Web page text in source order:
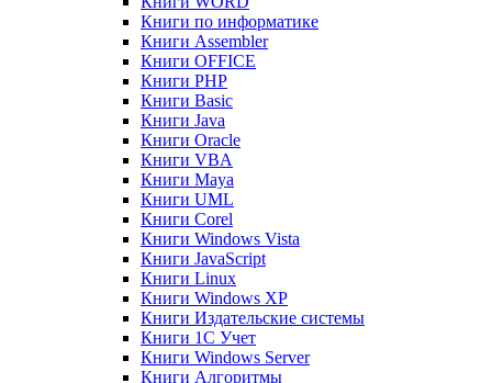
Книги по информатике
Книги Assembler
Книги OFFICE
Книги PHP
Книги Basic
Книги Java
Книги Oracle
Книги VBA
Книги Maya
Книги UML
Книги Corel
Книги Windows Vista
Книги JavaScript
Книги Linux
Книги Windows XP
Книги Издательские системы
Книги 1C Учет
Книги Windows Server
Книги Алгоритмы